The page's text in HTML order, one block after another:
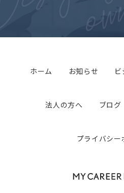
ホーム お知らせ
法人の方へ ブログ
プライバシー